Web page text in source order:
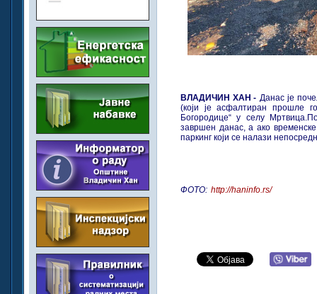
ВЛАДИЧИН ХАН - Данас је
(који је асфалтиран прошле
Богородице“ у селу
завршен данас, а ако
паркинг који се налази
ФОТО: http://haninfo.rs/